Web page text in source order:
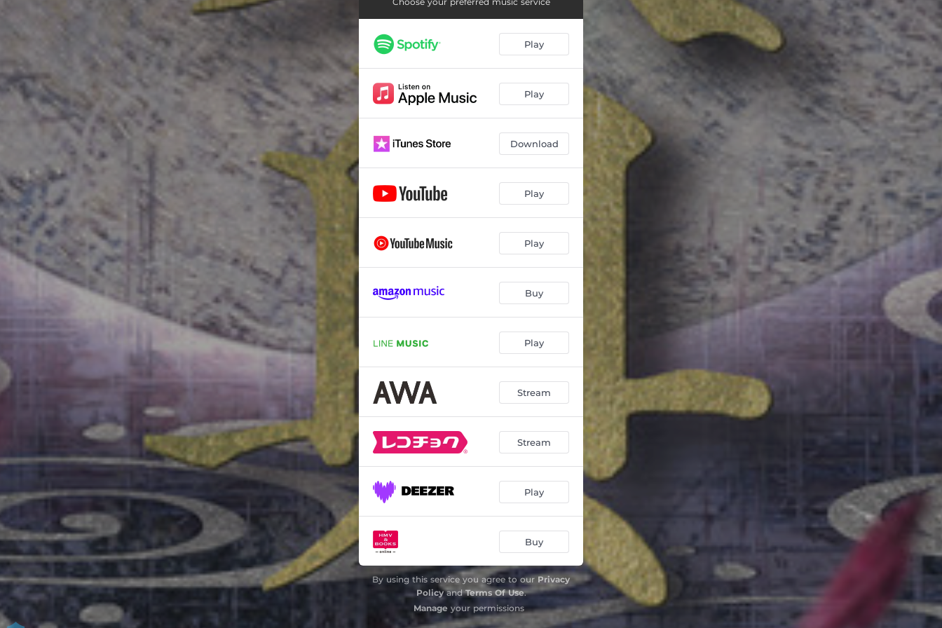
出島 03:00
風来山人 03:12
失われた世界 04:09
殉国の咆哮 04:25
徳川家斉 03:50
心的対峙 02:45
02:40
徳川家定 03:30
徳川家茂 03:28
徳川慶喜 02:53
新しき秩序 03:54
Revengers 03:35
大奥の守り人 03:55
大奥 THE STORIES -Strings ver.- 04:07
届かぬ想い 02:43
金魚鉢
Play
Play
Download
Play
Play
Buy
Play
Stream
Stream
Play
Buy
By using this service you agree to our Privacy
PolicyandTerms Of Use.
Manage your permissions